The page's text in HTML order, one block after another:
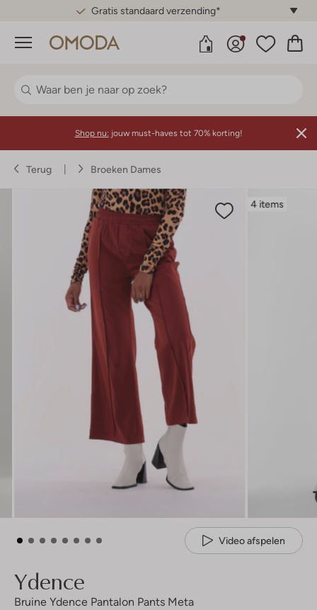
Gratis standaard verzending*
Menu
Shop nu: jouw must-haves tot 70% korting!
Terug Broeken Dames
4 items
Video afspelen
Ydence
Bruine Ydence Pantalon Pants Meta